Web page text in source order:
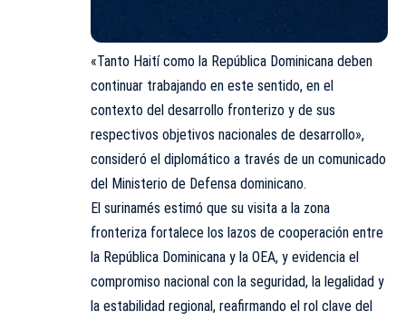
«Tanto Haití como la República Dominicana deben
continuar trabajando en este sentido, en el
contexto del desarrollo fronterizo y de sus
respectivos objetivos nacionales de desarrollo»,
consideró el diplomático a través de un comunicado
del Ministerio de Defensa dominicano.
El surinamés estimó que su visita a la zona
fronteriza fortalece los lazos de cooperación entre
la República Dominicana y la OEA, y evidencia el
compromiso nacional con la seguridad, la legalidad y
la estabilidad regional, reafirmando el rol clave del